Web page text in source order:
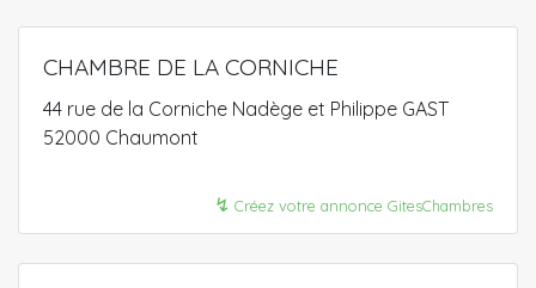
CHAMBRE DE LA CORNICHE
44 rue de la Corniche Nadège et Philippe GAST
52000 Chaumont
↯ Créez votre annonce GitesChambres